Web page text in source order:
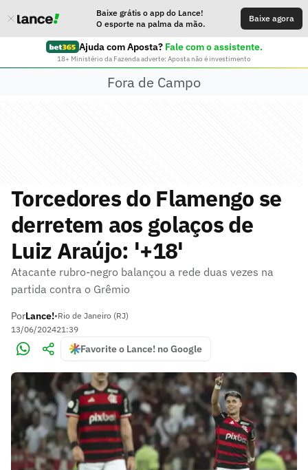
Baixe grátis o app do Lance!
O esporte na palma da mão.
Baixe agora
Ajuda com Aposta? Fale com o assistente.
18+ Ministério da Fazenda adverte: Aposta não é investimento
Fora de Campo
Torcedores do Flamengo se
derretem aos golaços de
Luiz Araújo: '+18'
Atacante rubro-negro balançou a rede duas vezes na
partida contra o Grêmio
PorLance!•Rio de Janeiro (RJ)
13/06/202421:39
Favorite o Lance! no Google